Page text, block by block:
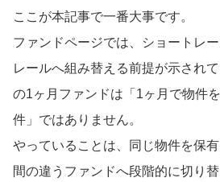
ここが本記事で一番大事です。
ファンドページでは、ショートレ
レールへ組み替える前提が示され
の1ヶ月ファンドは「1ヶ月で物件
件」ではありません。
やっていることは、同じ物件を保
間の違うファンドへ段階的に切り